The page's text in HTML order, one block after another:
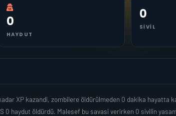
0
HAYDUT
0
SIVIL
XP kazandi, zombilere öldürülmeden 0 dakika hayatta
0 haydut öldürdü. Malesef bu savasi verirken 0 sivilin